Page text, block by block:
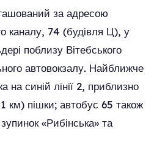
за адресою
каналу, 74 (будівля Ц), у
поблизу Вітебського
автовокзалу. Найближче
на синій лінії 2, приблизно
км) пішки; автобус 65 також
«Рибінська» та